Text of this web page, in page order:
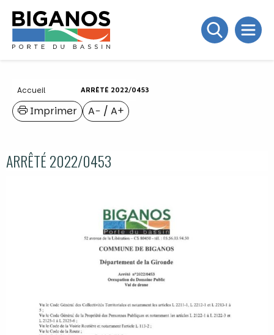
Accueil ARRÊTÉ 2022/0453
A− / A+
Imprimer
ARRÊTÉ 2022/0453